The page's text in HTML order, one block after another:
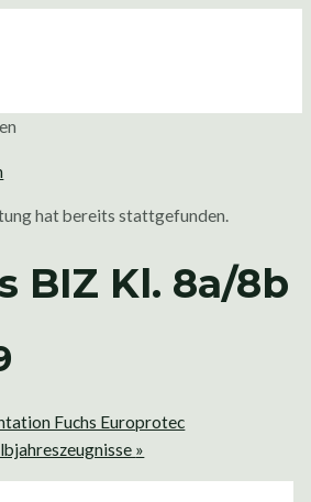
hat bereits stattgefunden.
BIZ Kl. 8a/8b
Fuchs Europrotec
»